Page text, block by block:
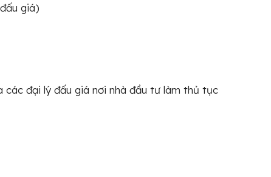
giá)
các đại lý đấu giá nơi nhà đầu tư làm thủ tục